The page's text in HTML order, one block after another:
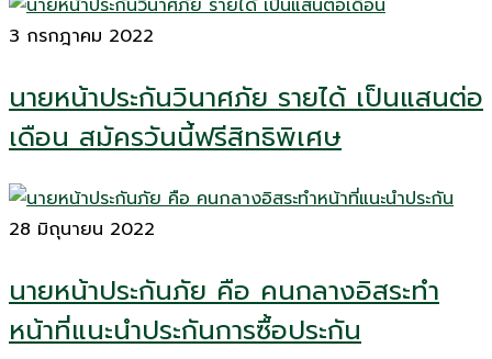
3 กรกฎาคม 2022
นายหน้าประกันวินาศภัย รายได้ เป็นแสนต่อ
เดือน สมัครวันนี้ฟรีสิทธิพิเศษ
28 มิถุนายน 2022
นายหน้าประกันภัย คือ คนกลางอิสระทำ
หน้าที่แนะนำประกันการซื้อประกัน